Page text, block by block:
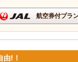
航空券付プラ
由!！